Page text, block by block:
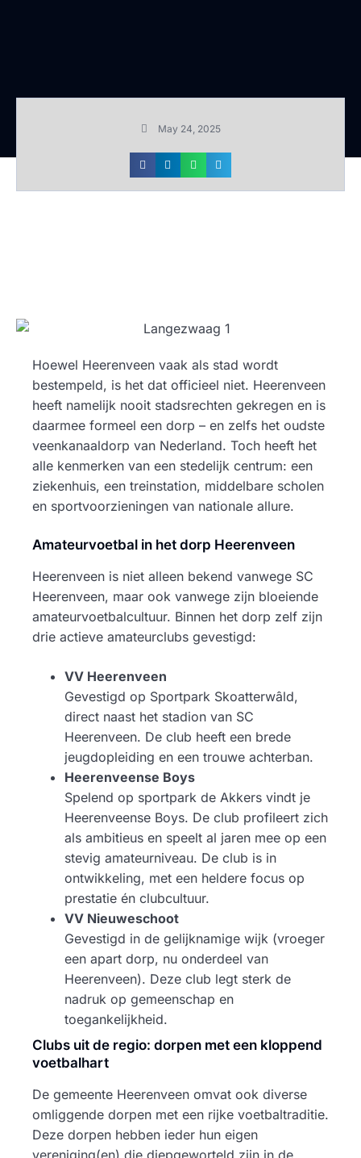
May 24, 2025
Hoewel Heerenveen vaak als stad wordt
bestempeld, is het dat officieel niet. Heerenveen
heeft namelijk nooit stadsrechten gekregen en is
daarmee formeel een dorp – en zelfs het oudste
veenkanaaldorp van Nederland. Toch heeft het
alle kenmerken van een stedelijk centrum: een
ziekenhuis, een treinstation, middelbare scholen
en sportvoorzieningen van nationale allure.
Amateurvoetbal in het dorp Heerenveen
Heerenveen is niet alleen bekend vanwege SC
Heerenveen, maar ook vanwege zijn bloeiende
amateurvoetbalcultuur. Binnen het dorp zelf zijn
drie actieve amateurclubs gevestigd:
VV Heerenveen
Gevestigd op Sportpark Skoatterwâld,
direct naast het stadion van SC
Heerenveen. De club heeft een brede
jeugdopleiding en een trouwe achterban.
Heerenveense Boys
Spelend op sportpark de Akkers vindt je
Heerenveense Boys. De club profileert zich
als ambitieus en speelt al jaren mee op een
stevig amateurniveau. De club is in
ontwikkeling, met een heldere focus op
prestatie én clubcultuur.
VV Nieuweschoot
Gevestigd in de gelijknamige wijk (vroeger
een apart dorp, nu onderdeel van
Heerenveen). Deze club legt sterk de
nadruk op gemeenschap en
toegankelijkheid.
Clubs uit de regio: dorpen met een kloppend
voetbalhart
De gemeente Heerenveen omvat ook diverse
omliggende dorpen met een rijke voetbaltraditie.
Deze dorpen hebben ieder hun eigen